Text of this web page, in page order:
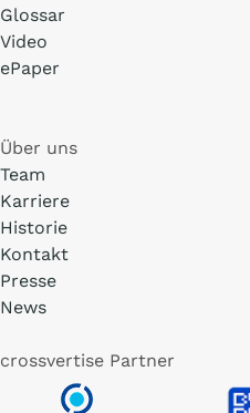
Glossar
Video
ePaper
Über uns
Team
Karriere
Historie
Kontakt
Presse
News
crossvertise Partner